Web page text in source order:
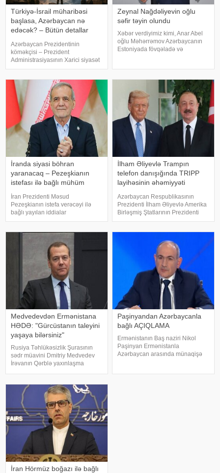
Türkiyə-İsrail müharibəsi
başlasa, Azərbaycan nə
edəcək? – Bütün detallar
Azərbaycan Prezidentinin
köməkçisi – Prezident
Administrasiyasının Xarici siyasət
məsələləri şöbəsinin müdiri
verdiyi açıqlama son illərdə
Türkiyə cəmiyyətinin müəyyən
kəsimlərind
Zeynal Nağdəliyevin oğlu
səfir təyin olundu
Xəbər verdiyimiz kimi, Anar Abel
oğlu Məhərrəmov Azərbaycanın
Estoniyada fövqəladə və
Nağdəliyev Azərbaycanın
Estoniyada fövqəlad
İranda siyasi böhran
yaranacaq – Pezeşkianın
istefası ilə bağlı mühüm
açıqlama
İran Prezidenti Məsud
Pezeşkianın istefa verəcəyi ilə
bağlı yayılan iddialar
müzakirələrə səbəb olub. Bəs
realdır və bu, ölkədə siyasi
böhrana yol aça bilərmi?. Mövzu
ilə bağlı -a danışan siyas
İlham Əliyevlə Trampın
telefon danışığında TRIPP
layihəsinin əhəmiyyəti
Azərbaycan Respublikasının
Prezidenti İlham Əliyevlə Amerika
Birləşmiş Ştatlarının Prezidenti
Donald Tramp arasında telefon
baxımından əhəmiyyəti
vurğulanıb, Azərbayca
Medvedevdən Ermənistana
HƏDƏ: "Gürcüstanın taleyini
yaşaya bilərsiniz"
Rusiya Təhlükəsizlik Şurasının
sədr müavini Dmitriy Medvedev
İrəvanın Qərblə yaxınlaşma
təhlükələrin gözlədiyini bildirib.
xəbər verir ki, o, Ermənistanın
Gürcüstanın taleyin
Paşinyandan Azərbaycanla
bağlı AÇIQLAMA
Ermənistanın Baş naziri Nikol
Paşinyan Ermənistanla
Azərbaycan arasında münaqişə
İran Hörmüz boğazı ilə bağlı